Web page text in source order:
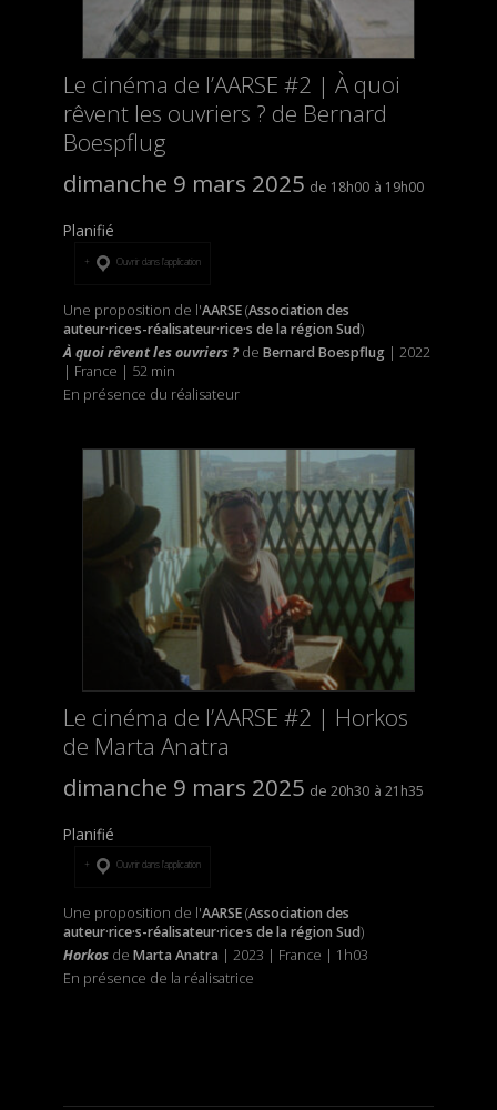
Le cinéma de l’AARSE #2 | À quoi
rêvent les ouvriers ? de Bernard
Boespflug
dimanche 9 mars 2025
18h00 19h00
Planifié
Ouvrir dans l’application
Une proposition de l'AARSE(Association des
auteur·rice·s-réalisateur·rice·s de la région Sud)
À quoi rêvent les ouvriers ?de Bernard Boespflug| 2022
| France | 52 min
En présence du réalisateur
Le cinéma de l’AARSE #2 | Horkos
de Marta Anatra
dimanche 9 mars 2025
20h30 21h35
Planifié
Ouvrir dans l’application
Une proposition de l'AARSE(Association des
auteur·rice·s-réalisateur·rice·s de la région Sud)
Horkosde Marta Anatra | 2023 | France | 1h03
En présence de la réalisatrice